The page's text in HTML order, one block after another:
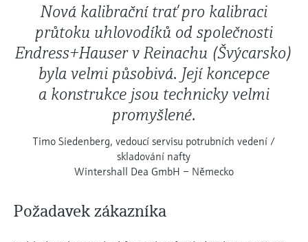
Nová kalibrační trať pro kalibraci
průtoku uhlovodíků od společnosti
Endress+Hauser v Reinachu (Švýcarsko)
byla velmi působivá. Její koncepce
a konstrukce jsou technicky velmi
promyšlené.
Timo Siedenberg, vedoucí servisu potrubních vedení /
skladování nafty
Wintershall Dea GmbH – Německo
Požadavek zákazníka